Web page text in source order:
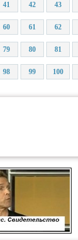
41 42 43
60 61 62
79 80 81
98 99 100